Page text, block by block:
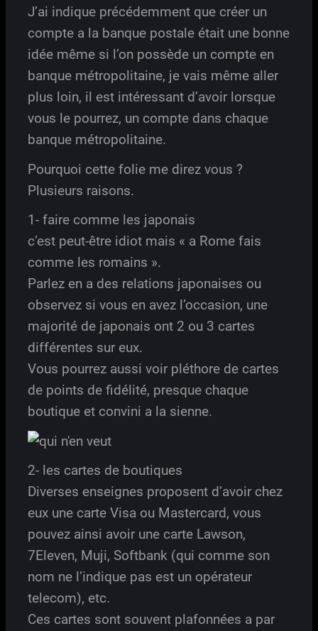
J’ai indique précédemment que créer un
compte a la banque postale était une bonne
idée même si l’on possède un compte en
banque métropolitaine, je vais même aller
plus loin, il est intéressant d’avoir lorsque
vous le pourrez, un compte dans chaque
banque métropolitaine.
Pourquoi cette folie me direz vous ?
Plusieurs raisons.
1- faire comme les japonais
c’est peut-être idiot mais « a Rome fais
comme les romains ».
Parlez en a des relations japonaises ou
observez si vous en avez l’occasion, une
majorité de japonais ont 2 ou 3 cartes
différentes sur eux.
Vous pourrez aussi voir pléthore de cartes
de points de fidélité, presque chaque
boutique et convini a la sienne.
2- les cartes de boutiques
Diverses enseignes proposent d’avoir chez
eux une carte Visa ou Mastercard, vous
pouvez ainsi avoir une carte Lawson,
7Eleven, Muji, Softbank (qui comme son
nom ne l’indique pas est un opérateur
telecom), etc.
Ces cartes sont souvent plafonnées a par